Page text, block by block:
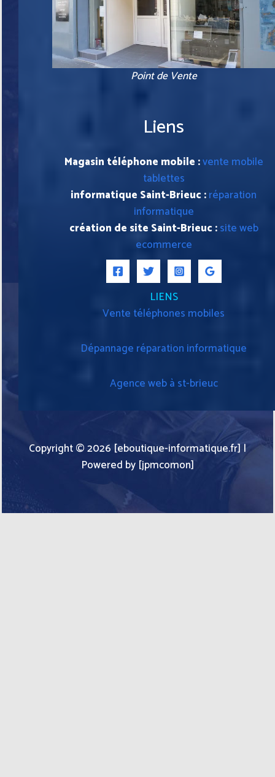
Point de Vente
Liens
Magasin téléphone mobile :vente mobile
tablettes
informatique Saint-Brieuc :réparation
informatique
création de site Saint-Brieuc :site web
ecommerce
LIENS
Vente téléphones mobiles
Dépannage réparation informatique
Agence web à st-brieuc
Copyright © 2026 [eboutique-informatique.fr] |
Powered by [jpmcomon]